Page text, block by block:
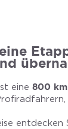
eine 800
entdecken